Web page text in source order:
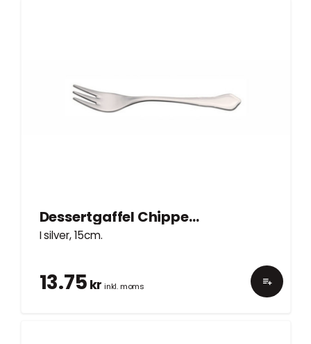
Dessertgaffel Chippendale silver 15cm
I silver, 15cm.
13.75 kr inkl. moms